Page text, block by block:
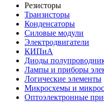
Резисторы
Транзисторы
Конденсаторы
Силовые модули
Электродвигатели
КИПиА
Диоды
Лампы и приборы
Логические элементы
Микросхемы и
Оптоэлектронные